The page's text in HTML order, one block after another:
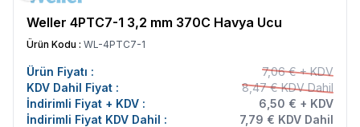
Weller 4PTC7-1 3,2 mm 370C Havya Ucu
Ürün Kodu : WL-4PTC7-1
Ürün Fiyatı :
7,06 € + KDV
KDV Dahil Fiyat :
8,47 € KDV Dahil
İndirimli Fiyat + KDV :
6,50 € + KDV
İndirimli Fiyat KDV Dahil :
7,79 € KDV Dahil